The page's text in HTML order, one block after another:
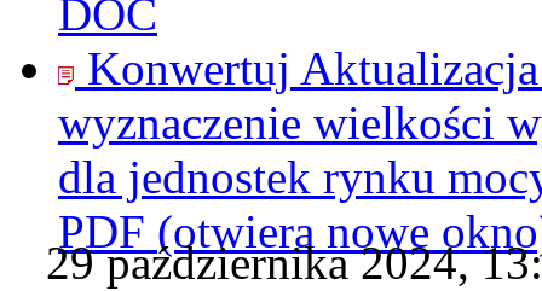
DOC
Konwertuj
wyznaczenie wielkości
dla jednostek rynku
PDF (otwiera nowe
29 października 2024,